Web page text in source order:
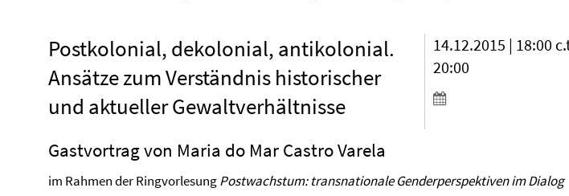
Postkolonial, dekolonial, antikolonial.
Ansätze zum Verständnis historischer
und aktueller Gewaltverhältnisse
14.12.2015 | 18:00
20:00
Gastvortrag von Maria do Mar Castro Varela
im Rahmen der RingvorlesungPostwachstum: transnationale Genderperspektiven im Dialog